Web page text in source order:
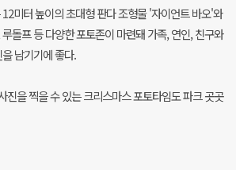
미터 높이의 초대형 판다 조형물 '자이언트 바오'와
돌프 등 다양한 포토존이 마련돼 가족, 연인, 친구와
남기기에 좋다.
진을 찍을 수 있는 크리스마스 포토타임도 파크 곳곳